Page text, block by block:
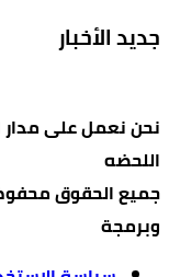
جديد الأخبار
نحن نعمل على
اللحضه
وبرمجة